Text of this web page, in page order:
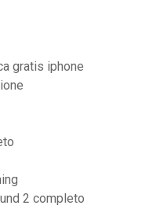
gratis iphone
2 completo